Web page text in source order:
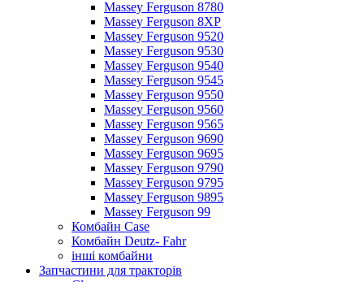
Massey Ferguson 8780
Massey Ferguson 8XP
Massey Ferguson 9520
Massey Ferguson 9530
Massey Ferguson 9540
Massey Ferguson 9545
Massey Ferguson 9550
Massey Ferguson 9560
Massey Ferguson 9565
Massey Ferguson 9690
Massey Ferguson 9695
Massey Ferguson 9790
Massey Ferguson 9795
Massey Ferguson 9895
Massey Ferguson 99
Комбайн Case
Комбайн Deutz- Fahr
інші комбайни
Запчастини для тракторів